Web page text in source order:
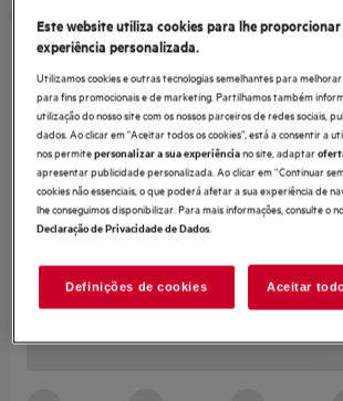
Este website utiliza cookies para lhe
experiência personalizada.
Utilizamos cookies e outras tecnologias semelhantes para
para fins promocionais e de marketing. Partilhamos também
utilização do nosso site com os nossos parceiros de redes sociais,
dados. Ao clicar em "Aceitar todos os cookies”, está a consentir a
nos permitepersonalizar a sua experiênciano site, adaptar
apresentar publicidade personalizada. Ao clicar em “Continuar
cookies não essenciais, o que poderá afetar a sua experiência de
lhe conseguimos disponibilizar. Para mais informações, consulte o
Declaração de Privacidade de Dados.
Definições de cookies Aceitar